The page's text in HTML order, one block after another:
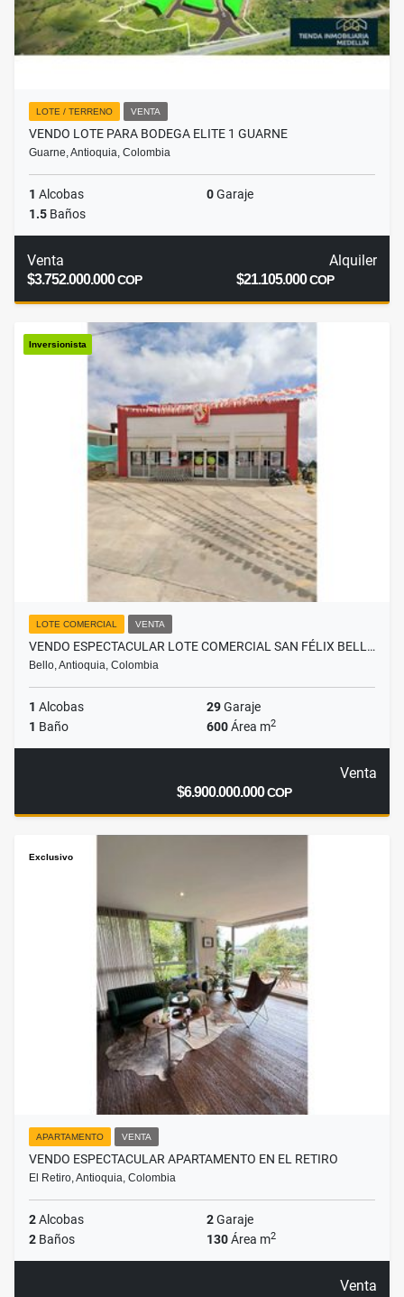
LOTE / TERRENO VENTA
VENDO LOTE PARA BODEGA ELITE 1 GUARNE
Guarne, Antioquia, Colombia
1 Alcobas 0Garaje
1.5 Baños
Venta
$3.752.000.000COP
Alquiler
$21.105.000COP
Inversionista
LOTE COMERCIAL VENTA
VENDO ESPECTACULAR LOTE COMERCIAL SAN FÉLIX BELL…
Bello, Antioquia, Colombia
1 Alcobas 29Garaje
1 Baño 600Área m2
Venta
$6.900.000.000COP
Exclusivo
APARTAMENTO VENTA
VENDO ESPECTACULAR APARTAMENTO EN EL RETIRO
El Retiro, Antioquia, Colombia
2Alcobas 2Garaje
2 Baños 130Área m2
Venta